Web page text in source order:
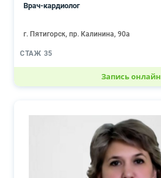
Врач-кардиолог
г. Пятигорск, пр. Калинина, 90а
СТАЖ 35
Запись онлайн